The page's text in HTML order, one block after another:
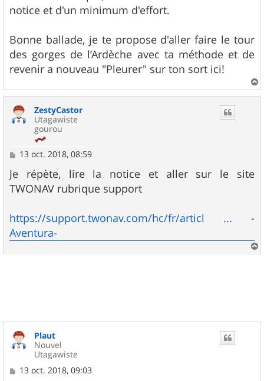
notice et d'un minimum d'effort.
Bonne ballade, je te propose d'aller faire le tour
des gorges de l’Ardèche avec ta méthode et de
revenir a nouveau "Pleurer" sur ton sort ici!
a
ZestyCastor
Utagawiste
gourou
M
s
s
a
13 oct. 2018, 08:59
Je répète, lire la notice et aller sur le site
TWONAV rubrique support
https://support.twonav.com/hc/fr/articl ... -
Aventura-
a
Plaut
Nouvel
Utagawiste
M13 oct. 2018, 09:03